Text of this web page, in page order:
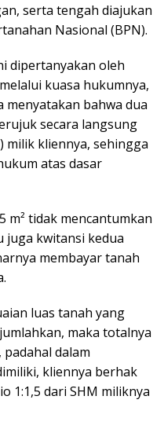
serta tengah diajukan
Nasional (BPN).
dipertanyakan oleh
kuasa hukumnya,
menyatakan bahwa dua
secara langsung
milik kliennya, sehingga
atas dasar
m² tidak mencantumkan
juga kwitansi kedua
membayar tanah
luas tanah yang
maka totalnya
padahal dalam
kliennya berhak
1:1,5 dari SHM miliknya